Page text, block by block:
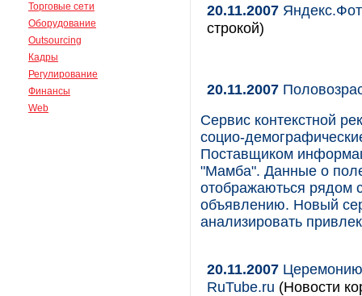
Торговые сети
Оборудование
Outsourcing
Кадры
Регулирование
Финансы
Web
20.11.2007
строкой)
20.11.2007
Сервис контекстной
социо-
Поставщиком
"Мамба". Данные о
отображаються рядом
объявлению. Новый
анализировать
20.11.2007 Церемонию
RuTube.ru (Новости